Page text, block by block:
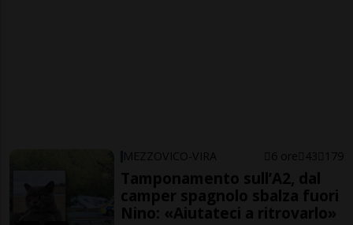
MEZZOVICO-VIRA 6 ore 43 179
Tamponamento sull’A2, dal
camper spagnolo sbalza fuori
Nino: «Aiutateci a ritrovarlo»